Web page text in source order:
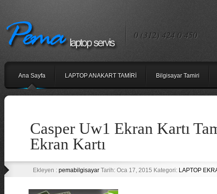
0 (312) 424 0 450
Ana Sayfa LAPTOP ANAKART TAMİRİ Bilgisayar Tamiri
Casper Uw1 Ekran Kartı
Ekran Kartı
Ekleyen : pemabilgisayarTarih: Oca 17, 2015 Kategori: LAPTOP